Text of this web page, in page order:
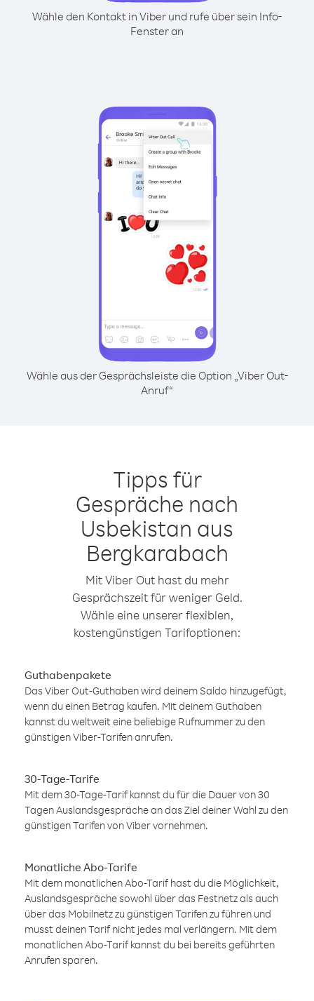
Wähle den Kontakt in Viber und rufe über sein Info-
Fenster an
Wähle aus der Gesprächsleiste die Option „Viber Out-
Anruf“
Tipps für
Gespräche nach
Usbekistan aus
Bergkarabach
Mit Viber Out hast du mehr
Gesprächszeit für weniger Geld.
Wähle eine unserer flexiblen,
kostengünstigen Tarifoptionen:
Guthabenpakete
Das Viber Out-Guthaben wird deinem Saldo hinzugefügt,
wenn du einen Betrag kaufen. Mit deinem Guthaben
kannst du weltweit eine beliebige Rufnummer zu den
günstigen Viber-Tarifen anrufen.
30-Tage-Tarife
Mit dem 30-Tage-Tarif kannst du für die Dauer von 30
Tagen Auslandsgespräche an das Ziel deiner Wahl zu den
günstigen Tarifen von Viber vornehmen.
Monatliche Abo-Tarife
Mit dem monatlichen Abo-Tarif hast du die Möglichkeit,
Auslandsgespräche sowohl über das Festnetz als auch
über das Mobilnetz zu günstigen Tarifen zu führen und
musst deinen Tarif nicht jedes mal verlängern. Mit dem
monatlichen Abo-Tarif kannst du bei bereits geführten
Anrufen sparen.